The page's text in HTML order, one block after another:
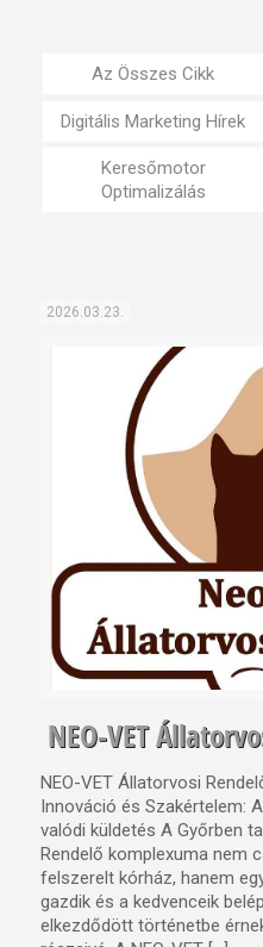
Az Összes Cikk
Digitális Marketing Hírek
Keresőmotor
Optimalizálás
2026.03.23.
NEO-VET
NEO-VET Állatorvosi
Innováció és Szakértelem:
valódi küldetés A Győrben
Rendelő komplexuma nem
felszerelt kórház, hanem
gazdik és a kedvenceik
elkezdődött történetbe